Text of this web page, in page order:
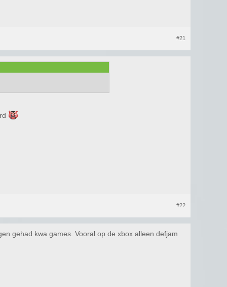
#21
#22
gehad kwa games. Vooral op de xbox alleen defjam